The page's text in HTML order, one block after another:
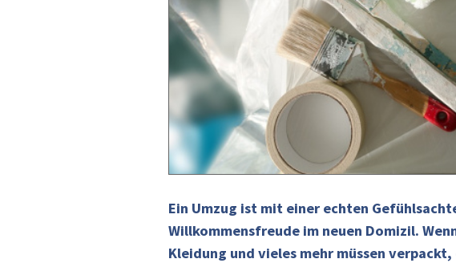
Ein Umzug ist mit einer echten
Willkommensfreude im neuen Domizil.
Kleidung und vieles mehr müssen